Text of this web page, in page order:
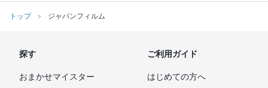
トップ ジャパンフィルム
探す
おまかせマイスター
ご利用ガイド
はじめての方へ